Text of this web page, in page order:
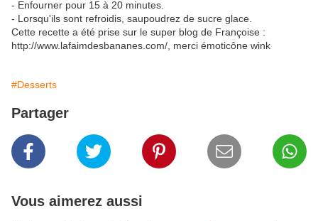
- Enfourner pour 15 à 20 minutes.
- Lorsqu'ils sont refroidis, saupoudrez de sucre glace.
Cette recette a été prise sur le super blog de Françoise :
http://www.lafaimdesbananes.com/, merci émoticône wink
#Desserts
Partager
Vous aimerez aussi